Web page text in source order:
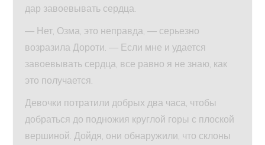
дар завоевывать сердца.
— Нет, Озма, это неправда, — серьезно
возразила Дороти. — Если мне и удается
завоевывать сердца, все равно я не знаю, как
это получается.
Девочки потратили добрых два часа, чтобы
добраться до подножия круглой горы с плоской
вершиной. Дойдя, они обнаружили, что склоны